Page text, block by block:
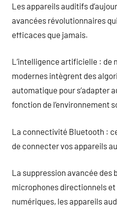
Les appareils auditifs
avancées révolutionnaires
efficaces que jamais.
L’intelligence artificielle : de
modernes intègrent des
automatique pour s’adapter
fonction de l’environnement
La connectivité Bluetooth :
de connecter vos appareils
La suppression avancée des
microphones directionnels
numériques, les appareils